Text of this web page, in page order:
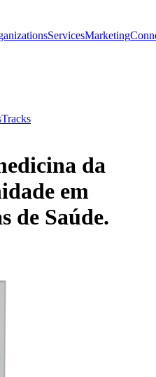
ServicesMarketing
Tracks
da
em
de Saúde.